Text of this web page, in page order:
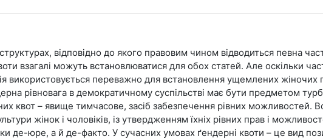
відповідно до якого правовим чином відводиться певна
взагалі можуть встановлюватися для обох статей. Але оскільки
використовується переважно для встановлення ущемлених жіночих
рівновага в демократичному суспільстві має бути предметом
квот – явище тимчасове, засіб забезпечення рівних можливостей.
жінок і чоловіків, із утвердженням їхніх рівних прав і
де-юре, а й де-факто. У сучасних умовах ґендерні квоти – це вид